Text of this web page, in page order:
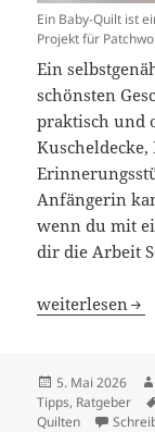
Ein Baby-Quilt ist
Projekt für
Ein
schönsten
praktisch und
Anfängerin
wenn du mit
dir die Arbeit
Baby-Quilt
weiterlesen
Veröffentlicht
am
5. Mai 2026
Tipps, Ratgeber
Quilten